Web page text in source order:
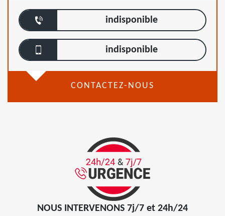
indisponible
indisponible
CONTACTEZ-NOUS
NOUS INTERVENONS 7j/7 et 24h/24